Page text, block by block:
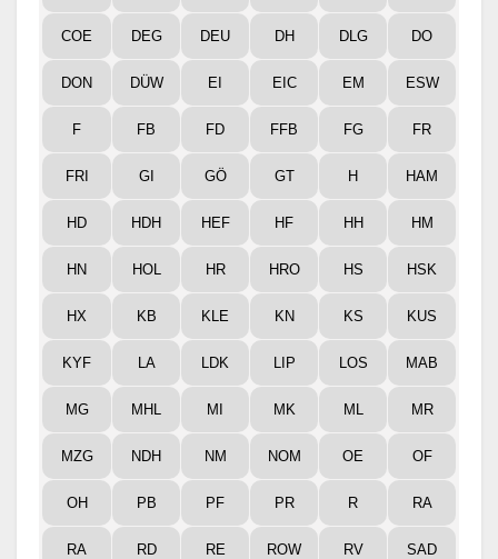
COE DEG DEU DH DLG DO
DON DÜW EI EIC EM ESW
F FB FD FFB FG FR
FRI GI GÖ GT H HAM
HD HDH HEF HF HH HM
HN HOL HR HRO HS HSK
HX KB KLE KN KS KUS
KYF LA LDK LIP LOS MAB
MG MHL MI MK ML MR
MZG NDH NM NOM OE OF
OH PB PF PR R RA
RA RD RE ROW RV SAD